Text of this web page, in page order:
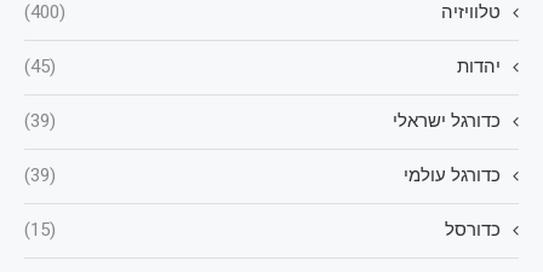
טלוויזיה (400)
יהדות (45)
כדורגל ישראלי (39)
כדורגל עולמי (39)
כדורסל (15)